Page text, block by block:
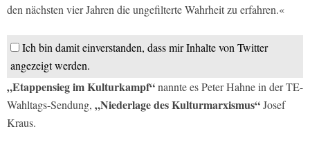
den nächsten vier Jahren die ungefilterte Wahrheit zu erfahren.«
Ich bin damit einverstanden, dass mir Inhalte von Twitter
angezeigt werden.
„Etappensieg im Kulturkampf“nannte es Peter Hahne in der TE-
Wahltags-Sendung, „Niederlage des Kulturmarxismus“Josef
Kraus.